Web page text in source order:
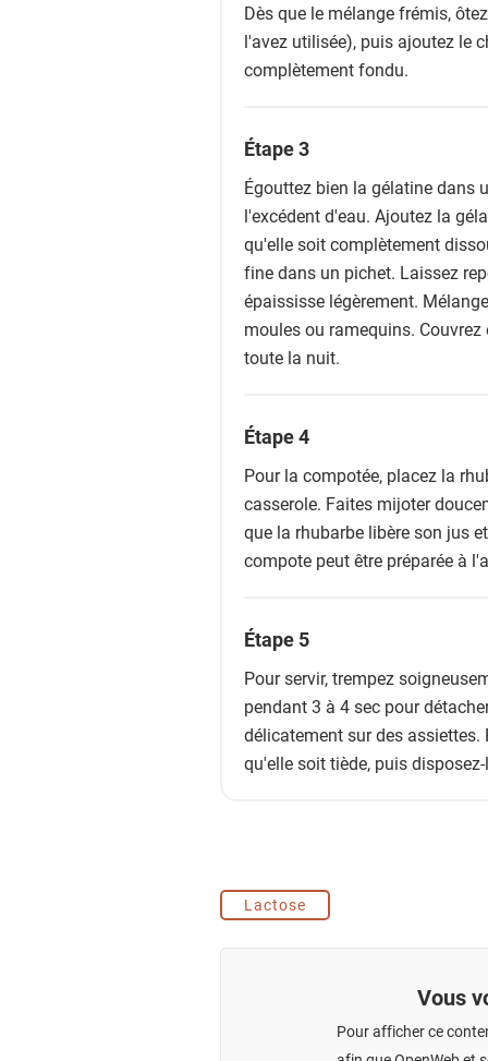
Dès que le mélange frémis,
l'avez utilisée), puis ajoutez le
complètement fondu.
Étape 3
Égouttez bien la gélatine dans
l'excédent d'eau. Ajoutez la
qu'elle soit complètement
fine dans un pichet. Laissez
épaississe légèrement.
moules ou ramequins.
toute la nuit.
Étape 4
Pour la compotée, placez la
casserole. Faites mijoter
que la rhubarbe libère son jus
compote peut être préparée à
Étape 5
Pour servir, trempez
pendant 3 à 4 sec pour
délicatement sur des
qu'elle soit tiède, puis
Lactose
Vous
Pour afficher ce